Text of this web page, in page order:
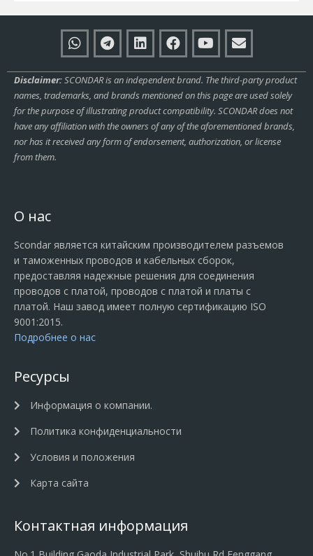
Disclaimer:SCONDAR is an independent brand. The third-party product
names, trademarks, and brands mentioned on this page are used solely
for the purpose of illustrating product compatibility. SCONDAR does not
have any affiliation with the owners of any of the aforementioned brands,
nor has it received any form of endorsement, authorization, or license
from them.
О нас
Scondar является китайским производителем разъемов
и таможенных проводов и кабельных сборок,
предоставляя надежные решения для соединения
проводов с платой, проводов с платой и платы с
платой. Наш завод имеет полную сертификацию ISO
9001:2015.
Подробнее о нас
Ресурсы
Информация о компании.
Политика конфиденциальности
Условия и положения
Карта сайта
Контактная информация